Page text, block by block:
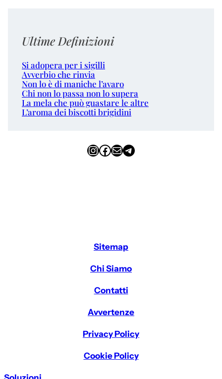
Ultime Definizioni
Si adopera per i sigilli
Avverbio che rinvia
Non lo è di maniche l’avaro
Chi non lo passa non lo supera
La mela che può guastare le altre
L’aroma dei biscotti brigidini
InstagramFacebook Email Telegram
Sitemap
Chi Siamo
Contatti
Avvertenze
Privacy Policy
Cookie Policy